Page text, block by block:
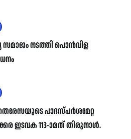
സമാജം നടത്തി പൊൻവിള
പാദസ്പർശമേറ്റ
ഇടവക 113-ാമത് തിരുനാൾ.